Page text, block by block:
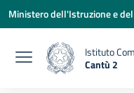
Vai ai contenuti
Vai al menu di navigazione
Vai al footer
Ministero dell'Istruzione e
Istituto
Cantù 2